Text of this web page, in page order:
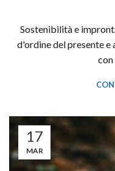
Sostenibilità e
d'ordine del presente
con
17
MAR